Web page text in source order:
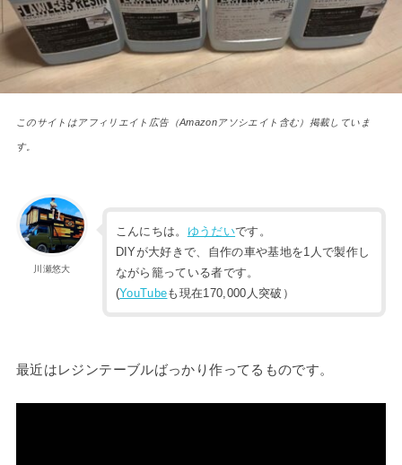
このサイトはアフィリエイト広告（Amazonアソシエイト含む）掲載していま
す。
川瀬悠大
こんにちは。 ゆうだいです。
DIYが大好きで、自作の車や基地を1人で製作し
ながら籠っている者です。
(YouTubeも現在170,000人突破）
最近はレジンテーブルばっかり作ってるものです。